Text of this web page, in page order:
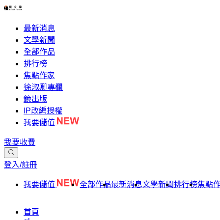
最新消息
文學新聞
全部作品
排行榜
焦點作家
徐淑卿專欄
鏡出版
IP改編授權
我要儲值
我要收費
登入/註冊
我要儲值 全部作品最新消息文學新聞排行榜焦點
首頁